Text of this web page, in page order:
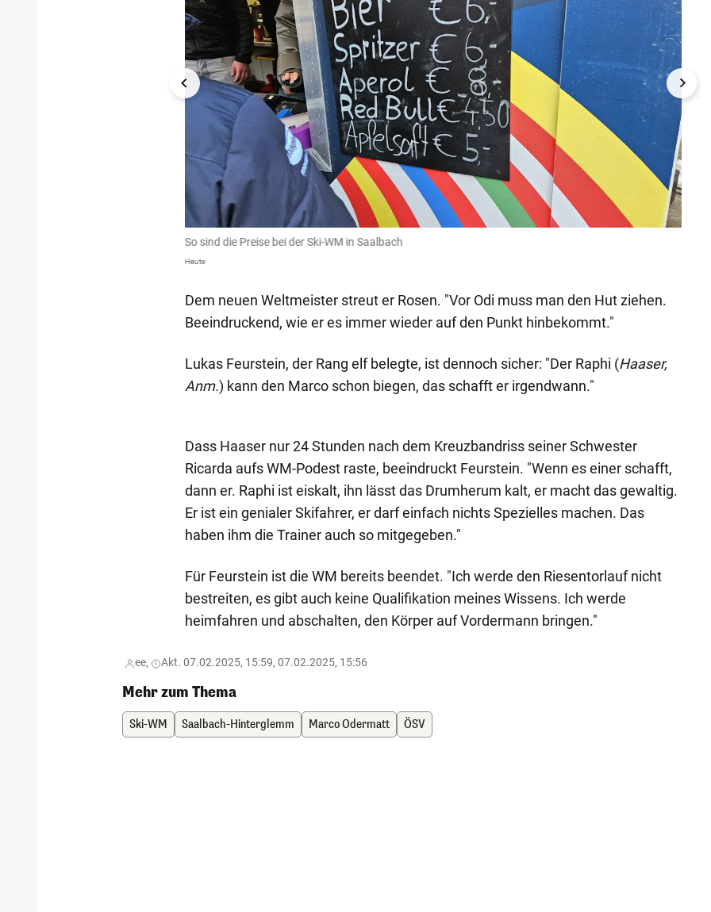
So sind die Preise bei der Ski-WM in Saalbach
Heute
Dem neuen Weltmeister streut er Rosen. "Vor Odi muss man den Hut ziehen.
Beeindruckend, wie er es immer wieder auf den Punkt hinbekommt."
Lukas Feurstein, der Rang elf belegte, ist dennoch sicher: "Der Raphi (Haaser,
Anm.) kann den Marco schon biegen, das schafft er irgendwann."
Dass Haaser nur 24 Stunden nach dem Kreuzbandriss seiner Schwester
Ricarda aufs WM-Podest raste, beeindruckt Feurstein. "Wenn es einer schafft,
dann er. Raphi ist eiskalt, ihn lässt das Drumherum kalt, er macht das gewaltig.
Er ist ein genialer Skifahrer, er darf einfach nichts Spezielles machen. Das
haben ihm die Trainer auch so mitgegeben."
Für Feurstein ist die WM bereits beendet. "Ich werde den Riesentorlauf nicht
bestreiten, es gibt auch keine Qualifikation meines Wissens. Ich werde
heimfahren und abschalten, den Körper auf Vordermann bringen."
ee, Akt. 07.02.2025, 15:59, 07.02.2025, 15:56
Mehr zum Thema
Ski-WM Saalbach-Hinterglemm Marco Odermatt ÖSV